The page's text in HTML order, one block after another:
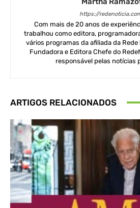
https://
Com mais de 20 anos de
trabalhou como editora,
vários programas da afiliada da Rede
Fundadora e Editora Chefe do
responsável pelas notícias
ARTIGOS RELACIONADOS